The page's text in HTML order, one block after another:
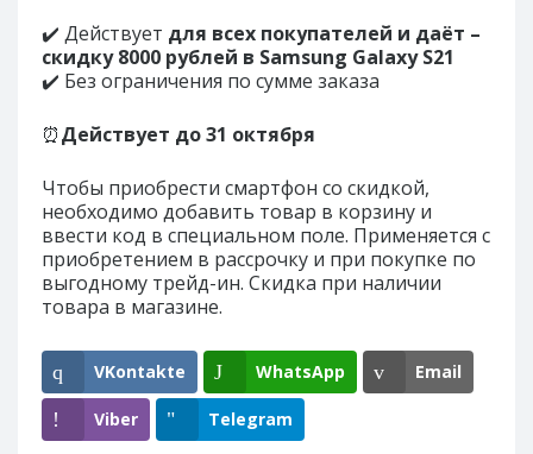
✔️ Действует для всех покупателей и даёт –
скидку 8000 рублей в Samsung Galaxy S21
✔️ Без ограничения по сумме заказа
⏰Действует до 31 октября
Чтобы приобрести смартфон со скидкой,
необходимо добавить товар в корзину и
ввести код в специальном поле. Применяется с
приобретением в рассрочку и при покупке по
выгодному трейд-ин. Скидка при наличии
товара в магазине.
VKontakte WhatsApp Email
Viber Telegram